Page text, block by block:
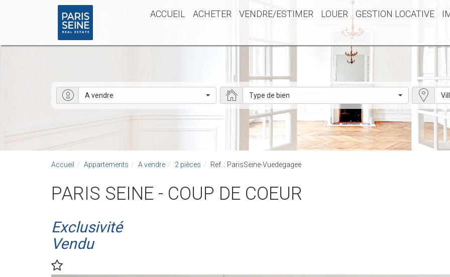
ACCUEIL ACHETER VENDRE/ESTIMER LOUER GESTION LOCATIVE
A vendre Type de bien
Accueil Appartements A vendre 2 pièces Ref. : ParisSeine-Vuedegagee
PARIS SEINE - COUP DE COEUR
Exclusivité
Vendu